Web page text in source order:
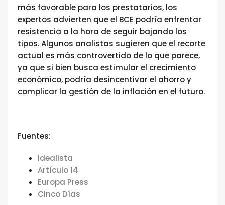
más favorable para los prestatarios, los
expertos advierten que el BCE podría enfrentar
resistencia a la hora de seguir bajando los
tipos. Algunos analistas sugieren que el recorte
actual es más controvertido de lo que parece,
ya que si bien busca estimular el crecimiento
económico, podría desincentivar el ahorro y
complicar la gestión de la inflación en el futuro​.
Fuentes:
Idealista
Artículo 14
Europa Press
Cinco Días